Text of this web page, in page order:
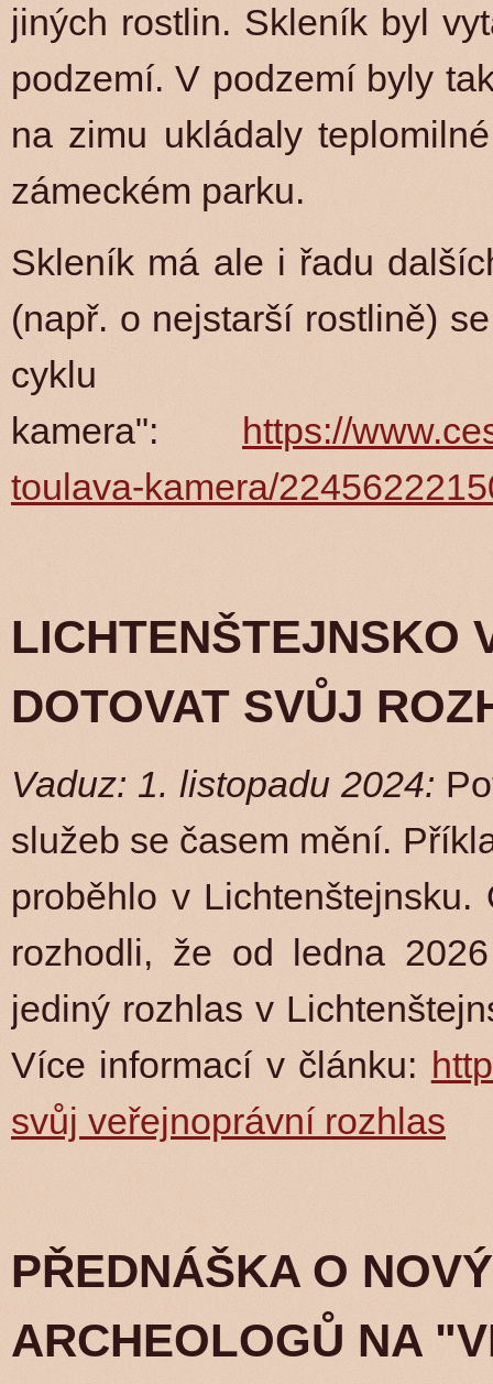
jiných rostlin. Skleník byl
podzemí. V podzemí byly
na zimu ukládaly
zámeckém parku.
Skleník má ale i řadu
(např. o nejstarší rostlině)
cyklu
kamera": https://
toulava-kamera/
LICHTENŠTEJNSKO
DOTOVAT SVŮJ
Vaduz: 1. listopadu 2024:
služeb se časem mění.
proběhlo v
rozhodli, že od ledna
jediný rozhlas v
Více informací v článku:
svůj veřejnoprávní rozhlas
PŘEDNÁŠKA O
ARCHEOLOGŮ NA